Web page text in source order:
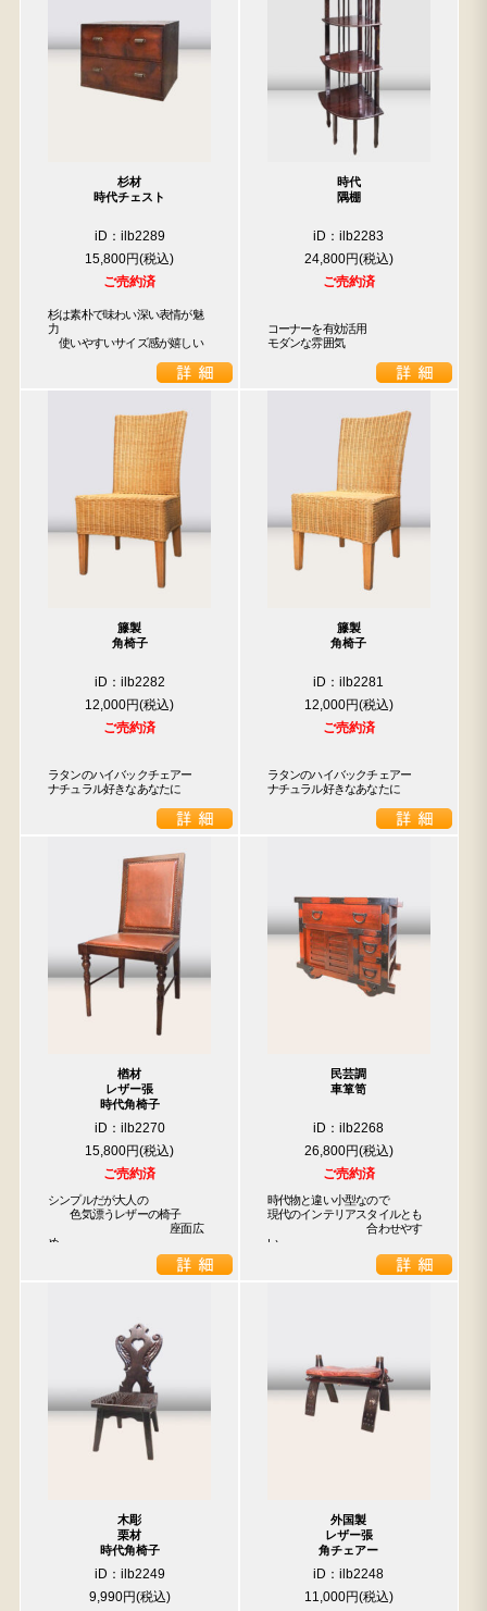
杉材
時代チェスト
iD：ilb2289
15,800円
ご売約済
杉は素朴で味わい深い表情が魅
力
使いやすいサイズ感が嬉しい
時代
隅棚
iD：ilb2283
24,800円
ご売約済
コーナーを有効活用
モダンな雰囲気
籐製
角椅子
iD：ilb2282
12,000円
ご売約済
ラタンのハイバックチェアー
ナチュラル好きなあなたに
籐製
角椅子
iD：ilb2281
12,000円
ご売約済
ラタンのハイバックチェアー
ナチュラル好きなあなたに
楢材
レザー張
時代角椅子
iD：ilb2270
15,800円
ご売約済
シンプルだが大人の
色気漂うレザーの椅子
座面広
め
民芸調
車箪笥
iD：ilb2268
26,800円
ご売約済
時代物と違い小型なので
現代のインテリアスタイルとも
合わせやす
い
木彫
栗材
時代角椅子
iD：ilb2249
9,990円
外国製
レザー張
角チェアー
iD：ilb2248
11,000円